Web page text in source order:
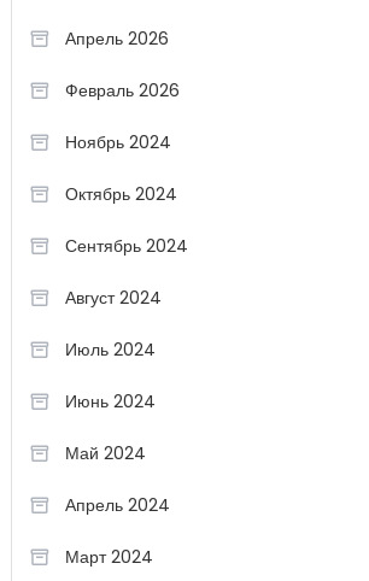
Апрель 2026
Февраль 2026
Ноябрь 2024
Октябрь 2024
Сентябрь 2024
Август 2024
Июль 2024
Июнь 2024
Май 2024
Апрель 2024
Март 2024